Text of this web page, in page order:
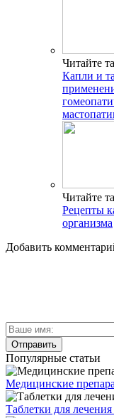
Читайте
Капли и
Читайте
Рецепты
организма
Добавить
Популярные статьи
Медицинские
Таблетки для